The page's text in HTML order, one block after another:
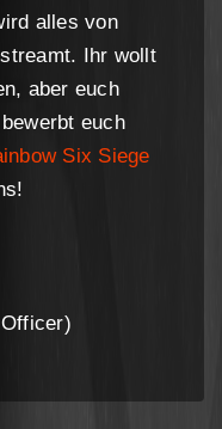
alles von
Ihr wollt
aber euch
euch
Six Siege